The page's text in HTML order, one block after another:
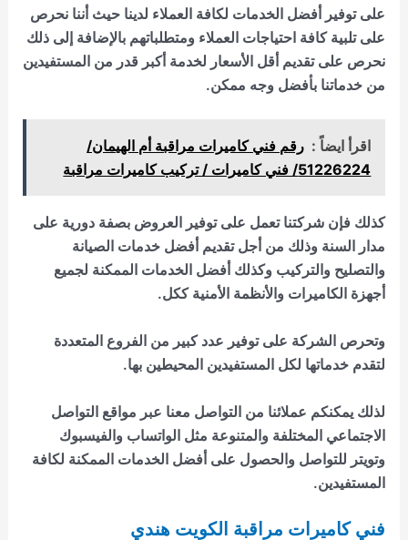
على توفير أفضل الخدمات لكافة العملاء لدينا حيث أننا نحرص
على تلبية كافة احتياجات العملاء ومتطلباتهم بالإضافة إلى ذلك
نحرص على تقديم أقل الأسعار لخدمة أكبر قدر من المستفيدين
من خدماتنا بأفضل وجه ممكن.
اقرأ ايضاً : رقم فني كاميرات مراقبة أم الهيمان/
51226224/ فني كاميرات / تركيب كاميرات مراقبة
كذلك فإن شركتنا تعمل على توفير العروض بصفة دورية على
مدار السنة وذلك من أجل تقديم أفضل خدمات الصيانة
والتصليح والتركيب وكذلك أفضل الخدمات الممكنة لجميع
أجهزة الكاميرات والأنظمة الأمنية ككل.
وتحرص الشركة على توفير عدد كبير من الفروع المتعددة
لتقدم خدماتها لكل المستفيدين المحيطين بها.
لذلك يمكنكم عملائنا من التواصل معنا عبر مواقع التواصل
الاجتماعي المختلفة والمتنوعة مثل الواتساب والفيسبوك
وتويتر للتواصل والحصول على أفضل الخدمات الممكنة لكافة
المستفيدين.
فني كاميرات مراقبة الكويت هندي